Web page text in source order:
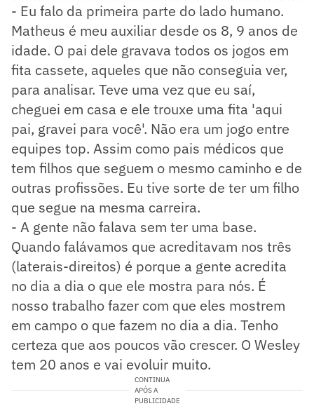
- Eu falo da primeira parte do lado humano.
Matheus é meu auxiliar desde os 8, 9 anos de
idade. O pai dele gravava todos os jogos em
fita cassete, aqueles que não conseguia ver,
para analisar. Teve uma vez que eu saí,
cheguei em casa e ele trouxe uma fita 'aqui
pai, gravei para você'. Não era um jogo entre
equipes top. Assim como pais médicos que
tem filhos que seguem o mesmo caminho e de
outras profissões. Eu tive sorte de ter um filho
que segue na mesma carreira.
- A gente não falava sem ter uma base.
Quando falávamos que acreditavam nos três
(laterais-direitos) é porque a gente acredita
no dia a dia o que ele mostra para nós. É
nosso trabalho fazer com que eles mostrem
em campo o que fazem no dia a dia. Tenho
certeza que aos poucos vão crescer. O Wesley
tem 20 anos e vai evoluir muito.
CONTINUA
APÓS A
PUBLICIDADE